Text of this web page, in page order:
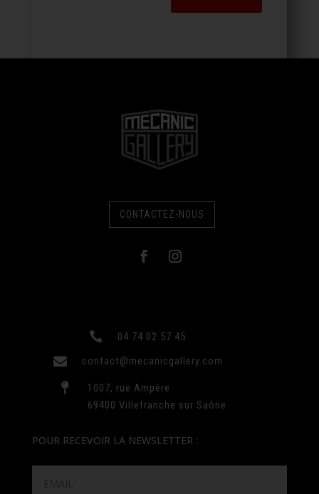
CONTACTEZ-NOUS
 04 74 02 57 45
 contact@mecanicgallery.com

1007, rue Ampère
69400 Villefranche sur Saône
POUR RECEVOIR LA NEWSLETTER :